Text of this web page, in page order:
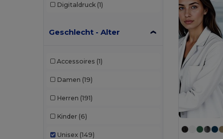
Digitaldruck (1)
Geschlecht - Alter
Accessoires (1)
Damen (19)
Herren (191)
Kinder (6)
Unisex (149)